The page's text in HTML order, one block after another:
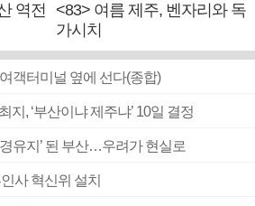
역전
<83> 여름 제주, 벤자리와 독
가시치
객터미널 옆에 선다(종합)
지, ‘부산이냐 제주냐’ 10일 결정
유지’ 된 부산…우려가 현실로
사 혁신위 설치